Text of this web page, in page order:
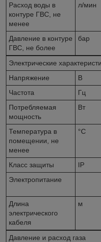
Расход воды в
контуре ГВС, не
менее
л/мин
Давление в контуре
ГВС, не более
бар
Электрические
Напряжение
В
Частота
Гц
Потребляемая
мощность
Вт
Температура в
помещении, не
менее
°C
Класс защиты IP
Электропитание
Длина
электрического
кабеля
м
Давление и расход газа